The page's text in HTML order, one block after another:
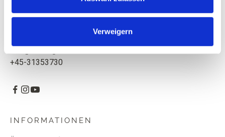
Verweigern
Knitting for Olive ApS
CVR: 39685000
Godthåbsvej 55, 2000 Frederiksberg, Dänemark
+45-31353730
INFORMATIONEN